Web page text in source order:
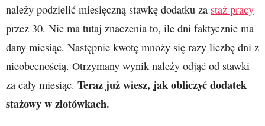
należy podzielić miesięczną stawkę dodatku za staż pracy
przez 30. Nie ma tutaj znaczenia to, ile dni faktycznie ma
dany miesiąc. Następnie kwotę mnoży się razy liczbę dni z
nieobecnością. Otrzymany wynik należy odjąć od stawki
za cały miesiąc. Teraz już wiesz, jak obliczyć dodatek
stażowy w złotówkach.